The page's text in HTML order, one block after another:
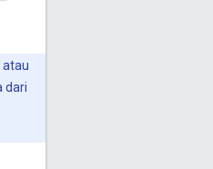
atau
dari